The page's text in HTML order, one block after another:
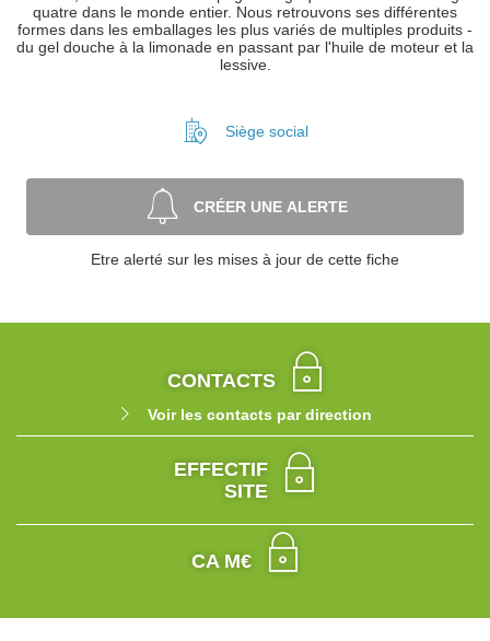
quatre dans le monde entier. Nous retrouvons ses différentes
formes dans les emballages les plus variés de multiples produits -
du gel douche à la limonade en passant par l'huile de moteur et la
lessive.
Siège social
CRÉER UNE ALERTE
Etre alerté sur les mises à jour de cette fiche
CONTACTS
Voir les contacts par direction
EFFECTIF
SITE
CA M€